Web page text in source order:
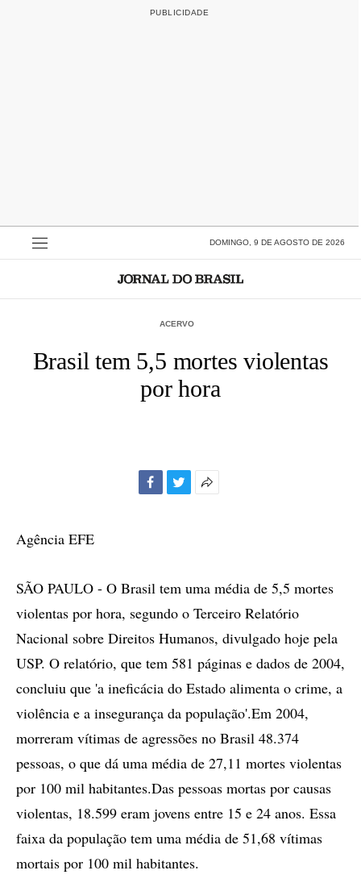
DOMINGO, 9 DE AGOSTO DE 2026
ACERVO
Brasil tem 5,5 mortes violentas
por hora
Agência EFE
SÃO PAULO - O Brasil tem uma média de 5,5 mortes
violentas por hora, segundo o Terceiro Relatório
Nacional sobre Direitos Humanos, divulgado hoje pela
USP. O relatório, que tem 581 páginas e dados de 2004,
concluiu que 'a ineficácia do Estado alimenta o crime, a
violência e a insegurança da população'.Em 2004,
morreram vítimas de agressões no Brasil 48.374
pessoas, o que dá uma média de 27,11 mortes violentas
por 100 mil habitantes.Das pessoas mortas por causas
violentas, 18.599 eram jovens entre 15 e 24 anos. Essa
faixa da população tem uma média de 51,68 vítimas
mortais por 100 mil habitantes.